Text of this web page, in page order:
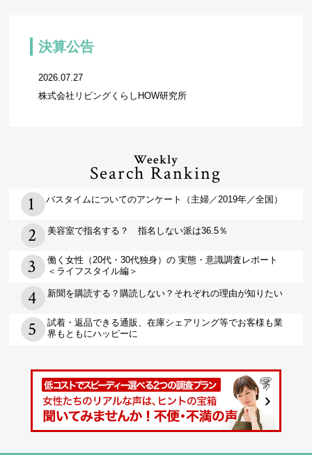
決算公告
2026.07.27
株式会社リビングくらしHOW研究所
Weekly
Search Ranking
バスタイムについてのアンケート（主婦／2019年／全国）
美容室で指名する？ 指名しない派は36.5％
働く女性（20代・30代独身）の 実態・意識調査レポート
＜ライフスタイル編＞
新聞を購読する？購読しない？それぞれの理由が知りたい
試着・返品できる通販、在庫シェアリング等でお客様も業
界もともにハッピーに